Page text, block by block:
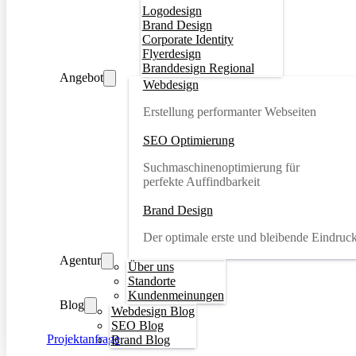
Logodesign
Brand Design
Corporate Identity
Flyerdesign
Branddesign Regional
Angebot
Webdesign
Erstellung performanter Webseiten
SEO Optimierung
Suchmaschinenoptimierung für
perfekte Auffindbarkeit
Brand Design
Der optimale erste und bleibende
Agentur
Über uns
Standorte
Kundenmeinungen
Blog
Webdesign Blog
SEO Blog
Brand Blog
Projektanfrage